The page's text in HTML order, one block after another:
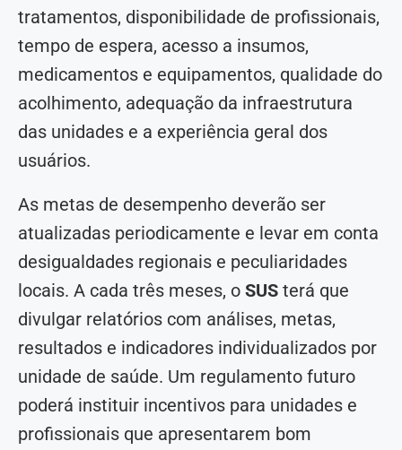
tratamentos, disponibilidade de profissionais,
tempo de espera, acesso a insumos,
medicamentos e equipamentos, qualidade do
acolhimento, adequação da infraestrutura
das unidades e a experiência geral dos
usuários.
As metas de desempenho deverão ser
atualizadas periodicamente e levar em conta
desigualdades regionais e peculiaridades
locais. A cada três meses, o SUS terá que
divulgar relatórios com análises, metas,
resultados e indicadores individualizados por
unidade de saúde. Um regulamento futuro
poderá instituir incentivos para unidades e
profissionais que apresentarem bom